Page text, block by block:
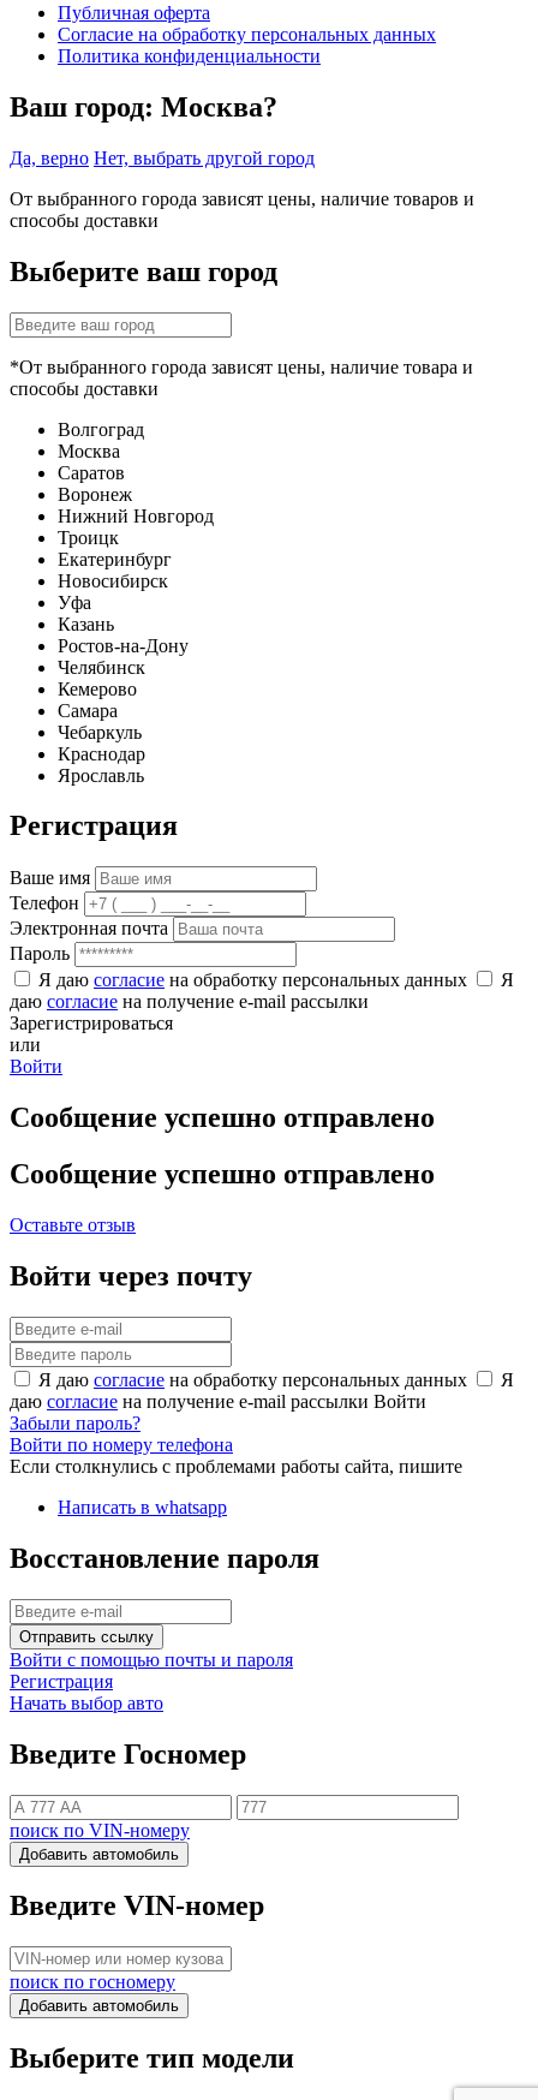
Публичная оферта
Согласие на обработку персональных данных
Политика конфиденциальности
Ваш город: Москва?
Да, верно Нет, выбрать другой город
От выбранного города зависят цены, наличие товаров и
способы доставки
Выберите ваш город
*От выбранного города зависят цены, наличие товара и
способы доставки
Волгоград
Москва
Саратов
Воронеж
Нижний Новгород
Троицк
Екатеринбург
Новосибирск
Уфа
Казань
Ростов-на-Дону
Челябинск
Кемерово
Самара
Чебаркуль
Краснодар
Ярославль
Регистрация
Ваше имя
Телефон
Электронная почта
Пароль
Я даю согласие на обработку персональных данных
Я
даю согласие на получение e-mail рассылки
Зарегистрироваться
или
Войти
Сообщение успешно отправлено
Сообщение успешно отправлено
Оставьте отзыв
Войти через почту
Я даю согласие на обработку персональных данных
Я
даю согласие на получение e-mail рассылки Войти
Забыли пароль?
Войти по номеру телефона
Если столкнулись с проблемами работы сайта, пишите
Написать в whatsapp
Восстановление пароля
Отправить ссылку
Войти с помощью почты и пароля
Регистрация
Начать выбор авто
Введите Госномер
поиск по VIN-номеру
Добавить автомобиль
Введите VIN-номер
поиск по госномеру
Добавить автомобиль
Выберите тип модели